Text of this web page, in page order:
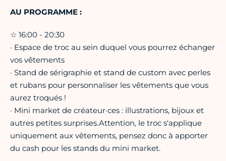
AU PROGRAMME :
☆ 16:00 - 20:30
· Espace de troc au sein duquel vous pourrez échanger
vos vêtements
· Stand de sérigraphie et stand de custom avec perles
et rubans pour personnaliser les vêtements que vous
aurez troqués !
· Mini market de créateur·ces : illustrations, bijoux et
autres petites surprises.Attention, le troc s'applique
uniquement aux vêtements, pensez donc à apporter
du cash pour les stands du mini market.